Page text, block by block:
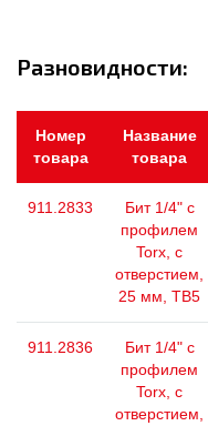
Разновидности:
Номер
товара
Название
товара
911.2833
Бит 1/4" с
профилем
Torx, с
отверстием,
25 мм, ТВ5
911.2836
Бит 1/4" с
профилем
Torx, с
отверстием,